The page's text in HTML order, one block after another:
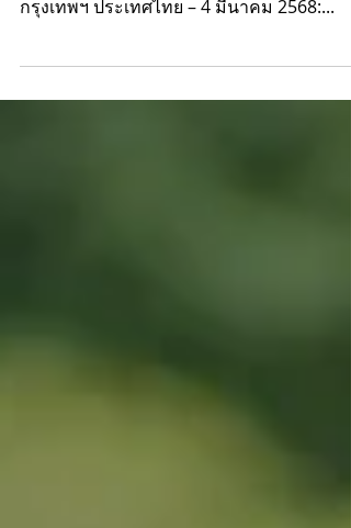
ผลักดันนโยบายลดการเผาพืชผลทางการเกษ
กรุงเทพฯ ประเทศไทย – 4 มีนาคม 2568:...